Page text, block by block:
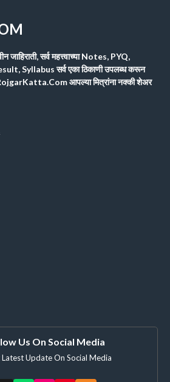
जाहिराती, सर्व महत्त्वाच्या Notes, PYQ,
Syllabus सर्व एका ठिकाणी उपलब्ध करून
आपल्या मित्रांना नक्की शेअर
Us On Social Media
Update On Social Media